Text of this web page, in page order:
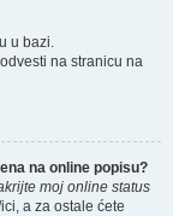
u bazi.
na stranicu na
na online popisu?
moj online status
a za ostale ćete